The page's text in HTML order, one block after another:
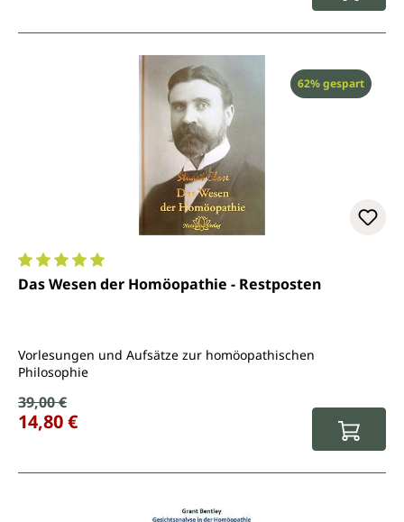
Rabatt
62% gespart
Durchschnittliche Bewertung von 5 von 5 Sternen
Das Wesen der Homöopathie - Restposten
Vorlesungen und Aufsätze zur homöopathischen
Philosophie
Verkaufspreis:
Regulärer Preis:
39,00 €
14,80 €